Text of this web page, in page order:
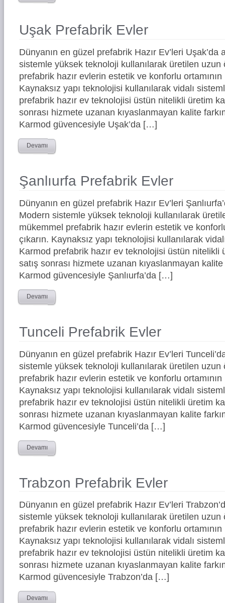
Uşak Prefabrik Evler
Dünyanın en güzel prefabrik Hazır Ev’leri
sistemle yüksek teknoloji kullanılarak üretilen
prefabrik hazır evlerin estetik ve konforlu ortamının
Kaynaksız yapı teknolojisi kullanılarak vidalı
prefabrik hazır ev teknolojisi üstün nitelikli üretim
sonrası hizmete uzanan kıyaslanmayan kalite
Karmod güvencesiyle Uşak’da […]
Devamı
Şanlıurfa Prefabrik Evler
Dünyanın en güzel prefabrik Hazır Ev’leri
Modern sistemle yüksek teknoloji kullanılarak
mükemmel prefabrik hazır evlerin estetik ve
çıkarın. Kaynaksız yapı teknolojisi kullanılarak
Karmod prefabrik hazır ev teknolojisi üstün nitelikli
satış sonrası hizmete uzanan kıyaslanmayan kalite
Karmod güvencesiyle Şanlıurfa’da […]
Devamı
Tunceli Prefabrik Evler
Dünyanın en güzel prefabrik Hazır Ev’leri
sistemle yüksek teknoloji kullanılarak üretilen
prefabrik hazır evlerin estetik ve konforlu ortamının
Kaynaksız yapı teknolojisi kullanılarak vidalı
prefabrik hazır ev teknolojisi üstün nitelikli üretim
sonrası hizmete uzanan kıyaslanmayan kalite
Karmod güvencesiyle Tunceli’da […]
Devamı
Trabzon Prefabrik Evler
Dünyanın en güzel prefabrik Hazır Ev’leri
sistemle yüksek teknoloji kullanılarak üretilen
prefabrik hazır evlerin estetik ve konforlu ortamının
Kaynaksız yapı teknolojisi kullanılarak vidalı
prefabrik hazır ev teknolojisi üstün nitelikli üretim
sonrası hizmete uzanan kıyaslanmayan kalite
Karmod güvencesiyle Trabzon’da […]
Devamı